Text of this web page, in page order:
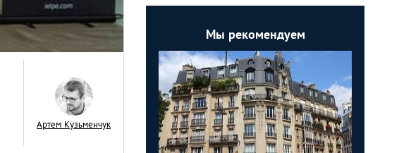
Артем Кузьменчук
Мы рекомендуем